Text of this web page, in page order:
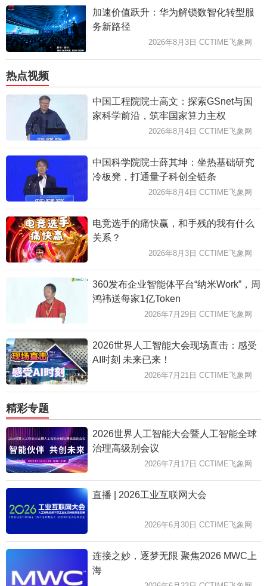
加速价值跃升：华为解锁数智化转型服
务新路径
2026年8月3日 CCTIME飞象网
热点视频
中国工程院院士高文：探索GSnet与国
家科学前沿，筑牢国家算力主权
2026年8月4日 CCTIME飞象网
中国科学院院士薛其坤：坐热基础研究
冷板凳，打通量子科创全链条
2026年8月4日 CCTIME飞象网
电竞选手的痛快赢，和手残的我有什么
关系？
2026年8月3日 CCTIME飞象网
360发布企业智能体平台“纳米Work”，周
鸿祎送每家1亿Token
2026年7月29日 CCTIME飞象网
2026世界人工智能大会现场直击：感受
AI时刻 未来已来！
2026年7月21日 CCTIME飞象网
精彩专题
2026世界人工智能大会暨人工智能全球
治理高级别会议
2026年7月17日 CCTIME飞象网
直播 | 2026工业互联网大会
2026年6月30日 CCTIME飞象网
连接之妙，逐梦无限 聚焦2026 MWC上
海